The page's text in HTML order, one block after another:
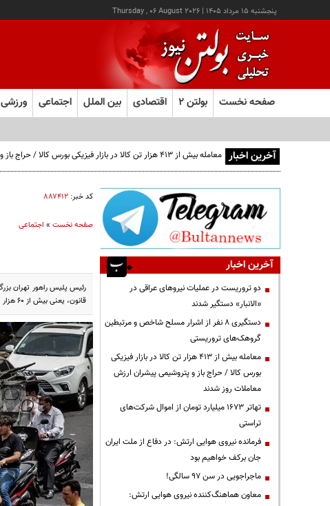
پنجشنبه ۱۵ مرداد ۱۴۰۵ |
Thursday , 06 August 2026
صفحه نخست بولتن ۲ اقتصادی بین الملل اجتماعی ورزشی
آخرین اخبار معامله بیش از ۴۱۳ هزار تن کالا در بازار فیزیکی بورس کالا / حراج باز و پتروشیمی پیشران ارزش معاملات روز شدند
کد خبر: ۸۸۷۴۱۲
صفحه نخست» اجتماعی
قانون، یعنی بیش از ۶۰ هزار مورد به دلیل نداشتن کلاه ایمنی توسط راکبان موتورسیکلت‌ها صورت گرفته است.
آخرین اخبار
دو تروریست در عملیات نیروهای عراقی در
«الانبار» دستگیر شدند
دستگیری ۸ نفر از اشرار مسلح شاخص و مرتبطین
گروهک‌های تروریستی
معامله بیش از ۴۱۳ هزار تن کالا در بازار فیزیکی
بورس کالا / حراج باز و پتروشیمی پیشران ارزش
معاملات روز شدند
تهاتر ۱۶۷۳ میلیارد تومان از اموال شرکت‌های
تراستی
فرمانده نیروی هوایی ارتش: در دفاع از ملت ایران
جان برکف خواهیم بود
ماجراجویی در سن ۹۷ سالگی!
معاون هماهنگ‌کننده نیروی هوایی ارتش: